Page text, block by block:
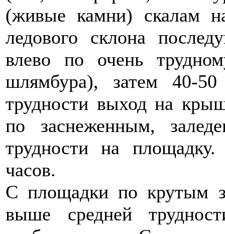
(живые камни) скалам
ледового склона
влево по очень
шлямбура), затем 40-
трудности выход на
по заснеженным,
трудности на
часов.
С площадки по крутым
выше средней